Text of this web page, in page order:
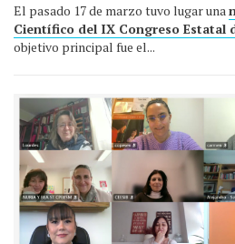
El pasado 17 de marzo tuvo lugar una
Científico del IX Congreso Estatal
objetivo principal fue el...